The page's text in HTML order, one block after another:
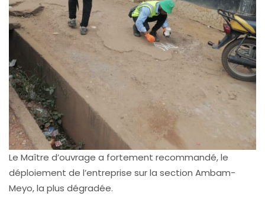
Le Maître d’ouvrage a fortement recommandé, le
déploiement de l’entreprise sur la section Ambam-
Meyo, la plus dégradée.